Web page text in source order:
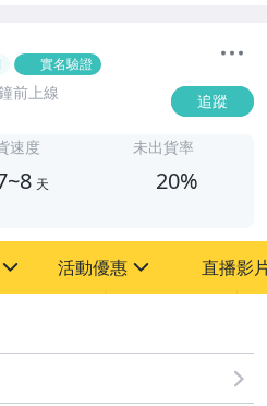
實名驗證
前上線 追蹤
速度
天
未出貨率
20%
活動優惠 直播影